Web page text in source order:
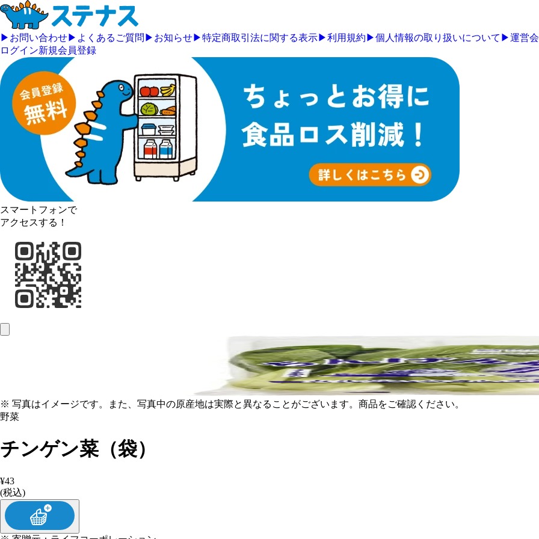
▶ お問い合わせ▶ よくあるご質問 ▶ お知らせ▶特定商取引法に関する表示▶利用規約 ▶個人情報の取り扱いについて ▶運営
ログイン新規会員登録
スマートフォンで
アクセスする！
※ 写真はイメージです。また、写真中の原産地は実際と異なることがございます。商品をご確認ください。
野菜
チンゲン菜（袋）
¥43
(税込)